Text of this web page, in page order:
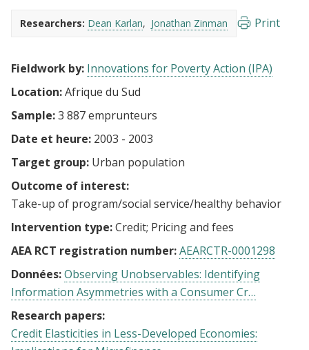
Researchers: Dean Karlan Jonathan Zinman Print
Fieldwork by: Innovations for Poverty Action (IPA)
Location:Afrique du Sud
Sample:3 887 emprunteurs
Date et heure: 2003 - 2003
Target group: Urban population
Outcome of interest:
Take-up of program/social service/healthy behavior
Intervention type:Credit Pricing and fees
AEA RCT registration number:AEARCTR-0001298
Données:Observing Unobservables: Identifying
Information Asymmetries with a Consumer Cr…
Research papers:
Credit Elasticities in Less-Developed Economies: